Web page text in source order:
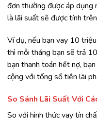
đơn thường được áp dụng
là lãi suất sẽ được tính
Ví dụ, nếu bạn vay 10
thì mỗi tháng bạn sẽ trả
bạn thanh toán hết nợ,
cộng với tổng số tiền lãi
So Sánh Lãi Suất Với
So với hình thức vay tín